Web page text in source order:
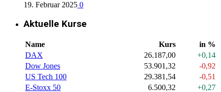
19. Februar 2025 0
Aktuelle Kurse
Name Kurs
in %
DAX
26.187,00
+0,14
Dow Jones
53.901,32
-0,92
US Tech 100
29.381,54
-0,51
E-Stoxx 50
6.500,32
+0,27